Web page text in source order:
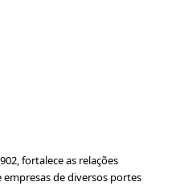
fortalece as relações
de diversos portes